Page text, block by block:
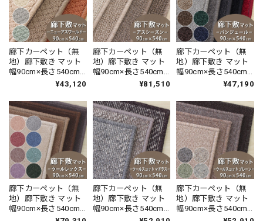
廊下カーペット（無
地）廊下敷き マット
幅90cm×長さ540cm
防炎ラベル付 『ニュ
NWR』 ラグ 日本製
¥43,120
廊下カーペット（無
地）廊下敷き マット
幅90cm×長さ540cm
無染色ウール100％ と
発した新素材を使用
したサステナブル素
材 カーペット 防炎ラ
ベル付『アスシーズ
ン/SZN』
¥81,510
廊下カーペット（無
地）廊下敷き マット
幅90cm×長さ540cm
暮らしで気になるニ
消臭！ 「トリプルフ
レッシュ?2」スミノ
エ 消臭カーペット 無
地 全10色 防炎ラベル
付『バンジュー
ル/BJ』
¥47,190
廊下カーペット（無
地）廊下敷き マット
幅90cm×長さ540cm
天然素材ウール100％
廊下カーペット（無
地）廊下敷き マット
幅90cm×長さ540cm
天然素材ウール100％
廊下カーペット（無
地）廊下敷き マット
幅90cm×長さ540cm
天然素材ウール100％